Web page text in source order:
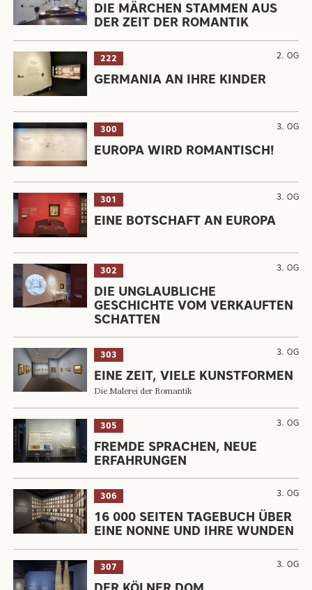
DIE MÄRCHEN STAMMEN AUS
DER ZEIT DER ROMANTIK
222 2. OG
GERMANIA AN IHRE KINDER
300 3. OG
EUROPA WIRD ROMANTISCH!
301 3. OG
EINE BOTSCHAFT AN EUROPA
302 3. OG
DIE UNGLAUBLICHE
GESCHICHTE VOM VERKAUFTEN
SCHATTEN
303 3. OG
EINE ZEIT, VIELE KUNSTFORMEN
Die Malerei der Romantik
305 3. OG
FREMDE SPRACHEN, NEUE
ERFAHRUNGEN
306 3. OG
16 000 SEITEN TAGEBUCH ÜBER
EINE NONNE UND IHRE WUNDEN
307 3. OG